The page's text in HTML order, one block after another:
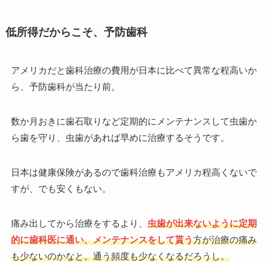
低所得だからこそ、予防歯科
アメリカだと歯科治療の費用が日本に比べて異常な程高いか
ら、予防歯科が当たり前。
数か月おきに歯石取りなど定期的にメンテナンスして虫歯か
ら歯を守り、虫歯があれば早めに治療するそうです。
日本は健康保険があるので歯科治療もアメリカ程高くないで
すが、でも安くもない。
痛み出してから治療をするより、 虫歯が出来ないように定期
的に歯科医に通い、メンテナンスをして貰う方が治療の痛み
も少ないのかなと。通う頻度も少なくなるだろうし。